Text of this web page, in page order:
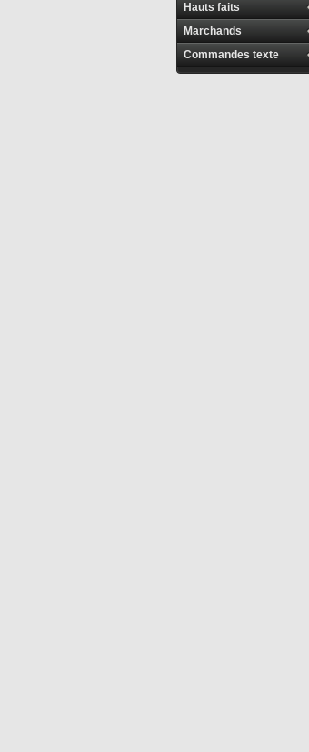
Hauts faits
Marchands
Commandes texte